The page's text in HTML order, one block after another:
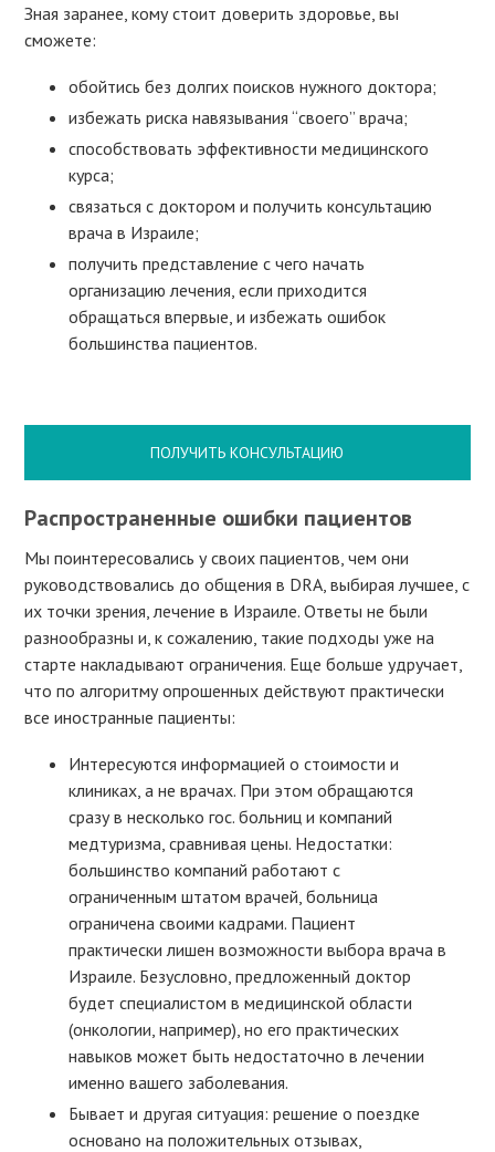
Зная заранее, кому стоит доверить здоровье, вы
сможете:
обойтись без долгих поисков нужного доктора;
избежать риска навязывания “своего” врача;
способствовать эффективности медицинского
курса;
связаться с доктором и получить консультацию
врача в Израиле;
получить представление с чего начать
организацию лечения, если приходится
обращаться впервые, и избежать ошибок
большинства пациентов.
ПОЛУЧИТЬ КОНСУЛЬТАЦИЮ
Распространенные ошибки пациентов
Мы поинтересовались у своих пациентов, чем они
руководствовались до общения в DRA, выбирая лучшее, с
их точки зрения, лечение в Израиле. Ответы не были
разнообразны и, к сожалению, такие подходы уже на
старте накладывают ограничения. Еще больше удручает,
что по алгоритму опрошенных действуют практически
все иностранные пациенты:
Интересуются информацией о стоимости и
клиниках, а не врачах. При этом обращаются
сразу в несколько гос. больниц и компаний
медтуризма, сравнивая цены. Недостатки:
большинство компаний работают с
ограниченным штатом врачей, больница
ограничена своими кадрами. Пациент
практически лишен возможности выбора врача в
Израиле. Безусловно, предложенный доктор
будет специалистом в медицинской области
(онкологии, например), но его практических
навыков может быть недостаточно в лечении
именно вашего заболевания.
Бывает и другая ситуация: решение о поездке
основано на положительных отзывах,